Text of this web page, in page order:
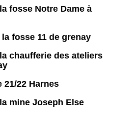
fosse Notre Dame à
fosse 11 de grenay
chaufferie des ateliers
22 Harnes
mine Joseph Else